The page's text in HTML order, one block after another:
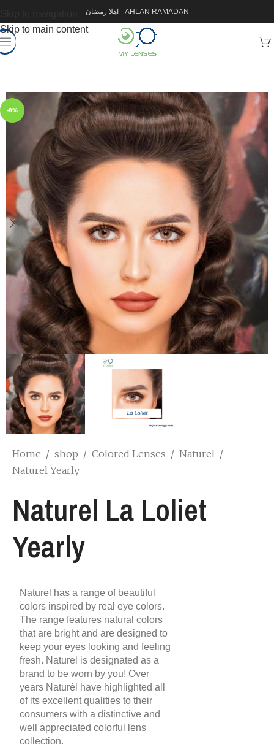
Skip to main content
اهلا رمضان - AHLAN RAMADAN
-8%
Home / shop / Colored Lenses / Naturel /
Naturel Yearly
Naturel La Loliet
Yearly
Naturel has a range of beautiful
colors inspired by real eye colors.
The range features natural colors
that are bright and are designed to
keep your eyes looking and feeling
fresh. Naturel is designated as a
brand to be worn by you! Over
years Naturèl have highlighted all
of its excellent qualities to their
consumers with a distinctive and
well appreciated colorful lens
collection.